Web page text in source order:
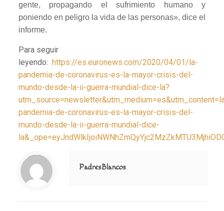
gente, propagando el sufrimiento humano y
poniendo en peligro la vida de las personas», dice el
informe.
Para seguir
leyendo: https://es.euronews.com/2020/04/01/la-
pandemia-de-coronavirus-es-la-mayor-crisis-del-
mundo-desde-la-ii-guerra-mundial-dice-la?
pandemia-de-coronavirus-es-la-mayor-crisis-del-
mundo-desde-la-ii-guerra-mundial-dice-
Notice
: Trying to access array offset on value of type null in
/home/misioner/public_html/padresblancos/themes/betheme/includes/content-single.php
on line
286
PadresBlancos